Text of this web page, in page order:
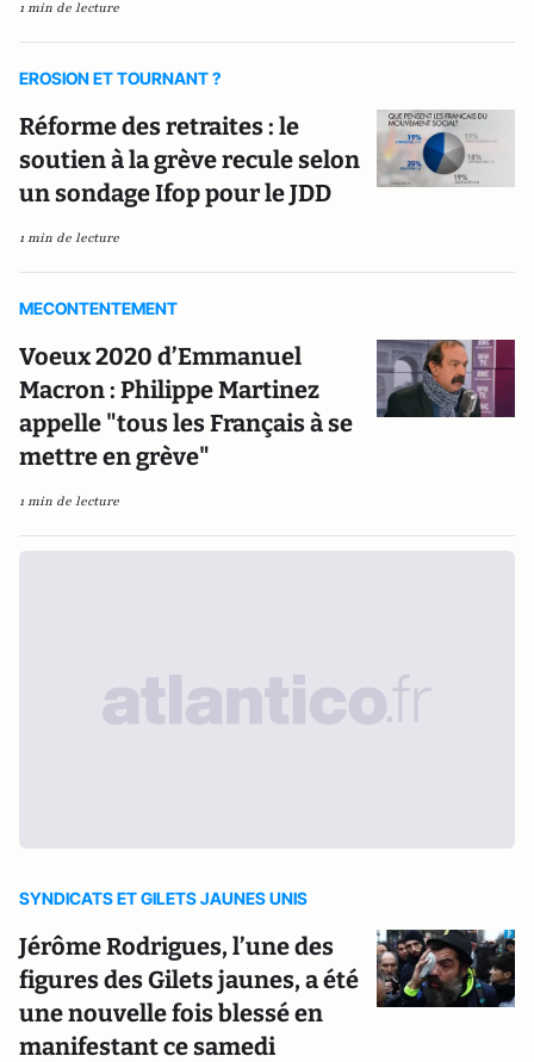
1 min de lecture
EROSION ET TOURNANT ?
Réforme des retraites : le
soutien à la grève recule selon
un sondage Ifop pour le JDD
1 min de lecture
MECONTENTEMENT
Voeux 2020 d’Emmanuel
Macron : Philippe Martinez
appelle "tous les Français à se
mettre en grève"
1 min de lecture
SYNDICATS ET GILETS JAUNES UNIS
Jérôme Rodrigues, l’une des
figures des Gilets jaunes, a été
une nouvelle fois blessé en
manifestant ce samedi